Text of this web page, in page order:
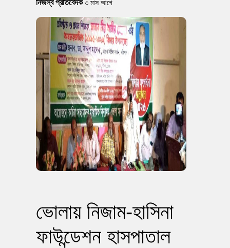
নিজস্ব প্রতিবেদক ৩ মাস আগে
ভোলায় নিজাম-হাসিনা
ফাউন্ডেশন হাসপাতাল